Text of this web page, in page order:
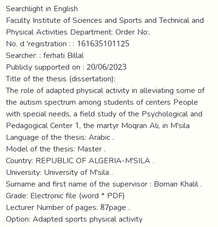
Searchlight in English
Faculty Institute of Sciences and Sports and Technical and
Physical Activities Department: Order No:.
No. d 'registration : : 161635101125
Searcher: : ferhati Billal
Publicly supported on : 20/06/2023
Title of the thesis (dissertation):
The role of adapted physical activity in alleviating some of
the autism spectrum among students of centers People
with special needs, a field study of the Psychological and
Pedagogical Center 1, the martyr Moqran Ali, in M'sila
Language of the thesis: Arabic .
Model of the thesis: Master .
Country: REPUBLIC OF ALGERIA-M'SILA .
University: University of M'sila .
Surname and first name of the supervisor : Bornan Khalil .
Grade: Electronic file (word * PDF)
Lecturer Number of pages: 87page .
Option: Adapted sports physical activity